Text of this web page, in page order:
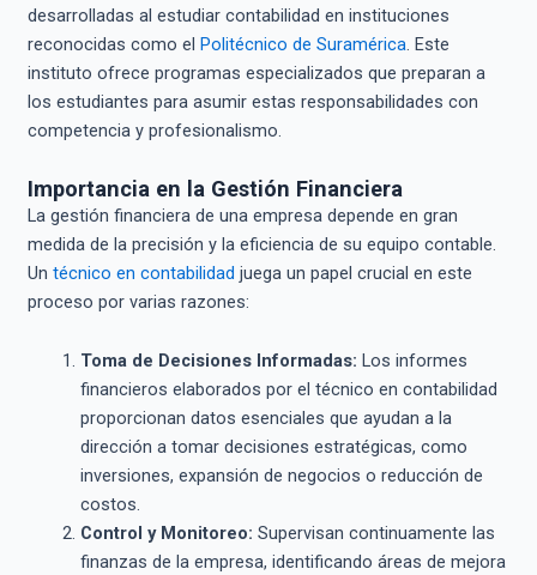
desarrolladas al estudiar contabilidad en instituciones
reconocidas como el Politécnico de Suramérica. Este
instituto ofrece programas especializados que preparan a
los estudiantes para asumir estas responsabilidades con
competencia y profesionalismo.
Importancia en la Gestión Financiera
La gestión financiera de una empresa depende en gran
medida de la precisión y la eficiencia de su equipo contable.
Un técnico en contabilidad juega un papel crucial en este
proceso por varias razones:
Toma de Decisiones Informadas: Los informes
financieros elaborados por el técnico en contabilidad
proporcionan datos esenciales que ayudan a la
dirección a tomar decisiones estratégicas, como
inversiones, expansión de negocios o reducción de
costos.
Control y Monitoreo: Supervisan continuamente las
finanzas de la empresa, identificando áreas de mejora